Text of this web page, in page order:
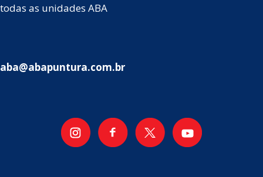
todas as unidades ABA
aba@abapuntura.com.br